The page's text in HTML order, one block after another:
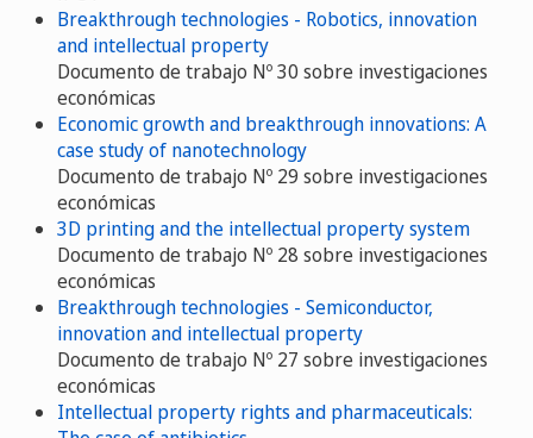
Breakthrough technologies - Robotics, innovation
and intellectual property
Documento de trabajo Nº 30 sobre investigaciones
económicas
Economic growth and breakthrough innovations: A
case study of nanotechnology
Documento de trabajo Nº 29 sobre investigaciones
económicas
3D printing and the intellectual property system
Documento de trabajo Nº 28 sobre investigaciones
económicas
Breakthrough technologies - Semiconductor,
innovation and intellectual property
Documento de trabajo Nº 27 sobre investigaciones
económicas
Intellectual property rights and pharmaceuticals: